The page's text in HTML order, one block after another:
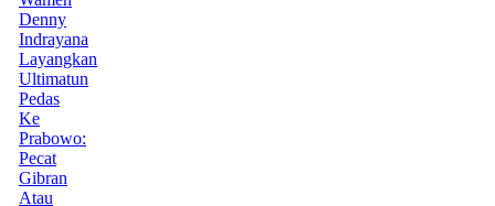
Denny
Indrayana
Layangkan
Ultimatun
Pedas
Ke
Prabowo:
Pecat
Gibran
Atau